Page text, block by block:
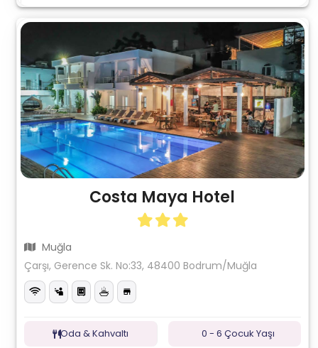
Costa Maya Hotel
Muğla
Çarşı, Gerence Sk. No:33, 48400 Bodrum/Muğla
Oda & Kahvaltı 0 - 6 Çocuk Yaşı